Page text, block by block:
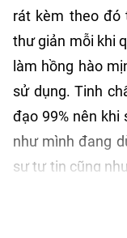
rát kèm theo đó
thư giản mỗi khi
làm hồng hào
sử dụng. Tinh
đạo 99% nên khi
như mình đang
sự tự tin cũng
không còn ám
- Quy cách: chai